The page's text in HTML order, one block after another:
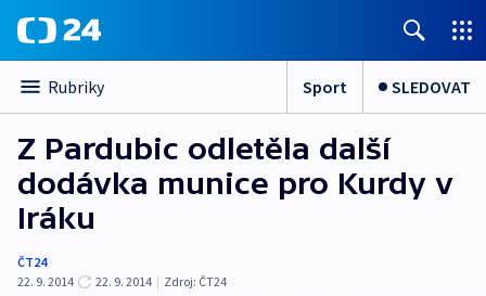
Rubriky Sport SLEDOVAT
Z Pardubic odletěla další
dodávka munice pro Kurdy v
Iráku
ČT24
22. 9. 2014
22. 9. 2014 | Zdroj: ČT24